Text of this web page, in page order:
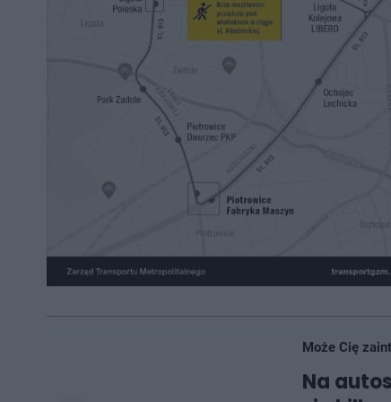
Może Cię
Na